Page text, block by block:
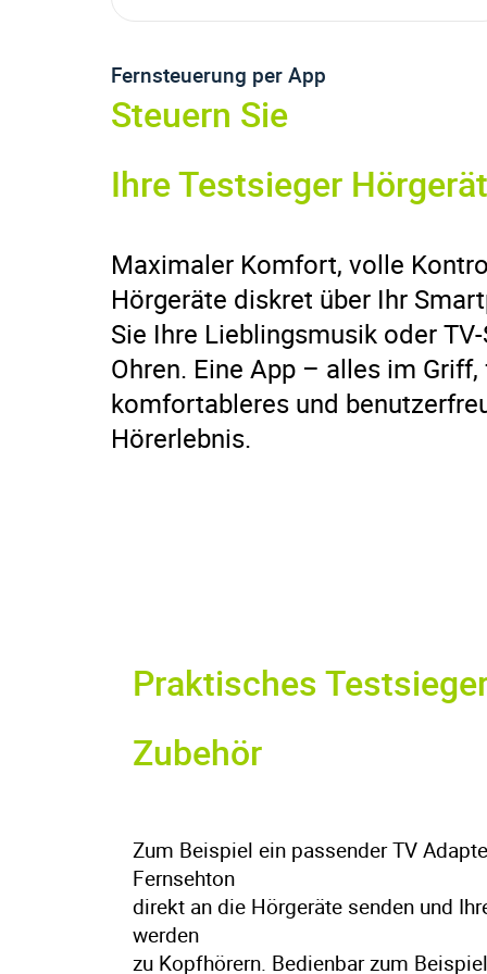
Hörgerätemarken
Fernsteuerung per App
Steuern Sie
Ihre Testsieger
Maximaler Komfort, volle
Hörgeräte diskret über Ihr
Sie Ihre Lieblingsmusik oder
Ohren. Eine App – alles im
komfortableres und
Hörerlebnis.
Praktisches
Zubehör
Zum Beispiel ein passender TV
Fernsehton
direkt an die Hörgeräte senden und
werden
zu Kopfhörern. Bedienbar zum